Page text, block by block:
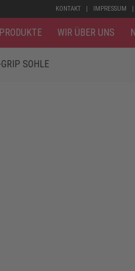
KONTAKT IMPRESSUM
PRODUKTE WIR ÜBER UNS
SOHLE